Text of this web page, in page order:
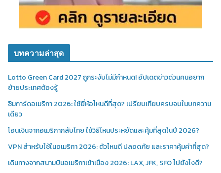
บทความล่าสุด
Lotto Green Card 2027 ถูกระงับไม่มีกำหนด! อัปเดตข่าวด่วนคนอยาก
ย้ายประเทศต้องรู้
ซิมการ์ดอเมริกา 2026: ใช้ยี่ห้อไหนดีที่สุด? เปรียบเทียบครบจบในบทความ
เดียว
โอนเงินจากอเมริกากลับไทย ใช้วิธีไหนประหยัดและคุ้มที่สุดในปี 2026?
VPN สำหรับใช้ในอเมริกา 2026: ตัวไหนดี ปลอดภัย และราคาคุ้มค่าที่สุด?
เดินทางจากสนามบินอเมริกาเข้าเมือง 2026: LAX, JFK, SFO ไปยังไงดี?